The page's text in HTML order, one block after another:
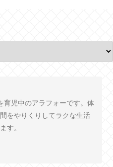
育児中のアラフォーです。体
をやりくりしてラクな生活
す。